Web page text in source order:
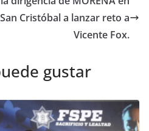
Cristóbal a lanzar reto a
Vicente Fox.
gustar